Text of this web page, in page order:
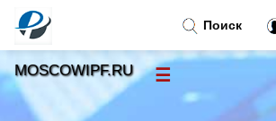
Поиск
MOSCOWIPF.RU ☰